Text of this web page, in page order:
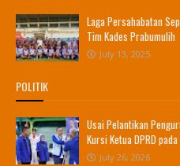
Laga Persahabatan
Tim Kades Prabumulih
July 13, 2025
POLITIK
Usai Pelantikan
Kursi Ketua DPRD
July 26, 2026